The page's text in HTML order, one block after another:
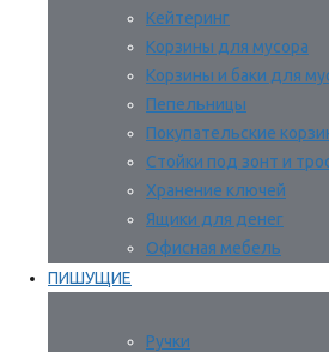
Кейтеринг
Корзины для мусора
Корзины и баки для
Пепельницы
Покупательские
Стойки под зонт и
Хранение ключей
Ящики для денег
Офисная мебель
ПИШУЩИЕ
Ручки